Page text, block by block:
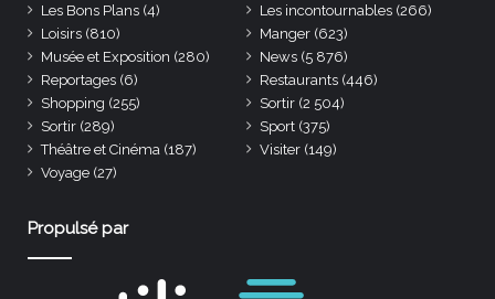
Les Bons Plans (4) Les incontournables (266)
Loisirs (810) Manger (623)
Musée et Exposition (280) News (5 876)
Reportages (6) Restaurants (446)
Shopping (255) Sortir (2 504)
Sortir (289) Sport (375)
Théâtre et Cinéma (187) Visiter (149)
Voyage (27)
Propulsé par